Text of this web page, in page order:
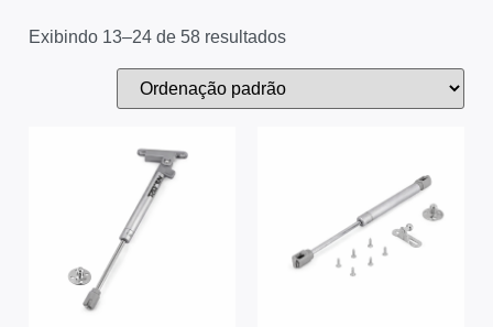
Exibindo 13–24 de 58 resultados